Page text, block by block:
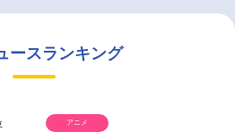
ースランキング
アニメ